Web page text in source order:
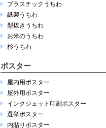
プラスチックうちわ
紙製うちわ
型抜きうちわ
お米のうちわ
杉うちわ
ポスター
屋内用ポスター
屋外用ポスター
インクジェット印刷ポスター
選挙ポスター
内貼りポスター